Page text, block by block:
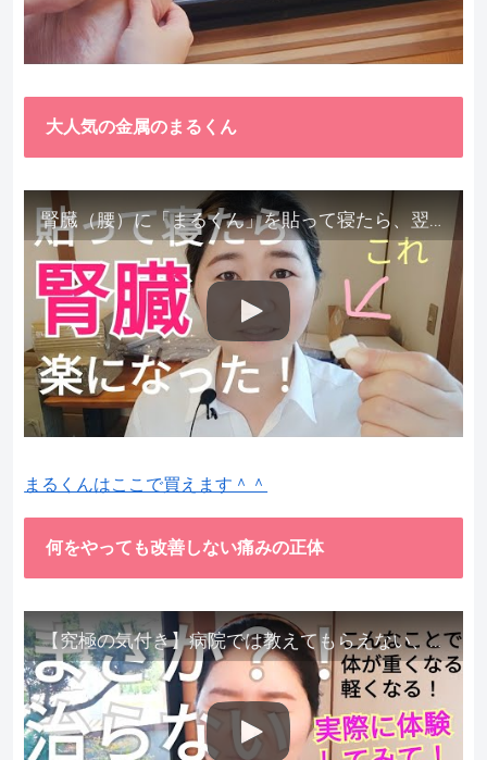
大人気の金属のまるくん
腎臓（腰）に「まるくん」を貼って寝たら、翌朝めちゃ楽でびっくりしました。腎臓叩いても痛くない！【お客様の声を試してみた】
まるくんはここで買えます＾＾
何をやっても改善しない痛みの正体
【究極の気付き】病院では教えてもらえない、その長年悩んできた痛み、症状、どうして治らないのか？痛みの正体、実際に今すぐ試して知ってほしい。